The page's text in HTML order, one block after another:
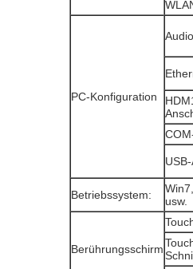
PC-Konfiguration
Audio
Betriebssystem:
usw.
Berührungsschirm